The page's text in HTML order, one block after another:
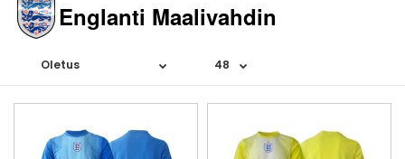
Englanti Maalivahdin